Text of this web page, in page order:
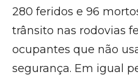
280 feridos e 96
trânsito nas rodovias
ocupantes que não
segurança. Em igual